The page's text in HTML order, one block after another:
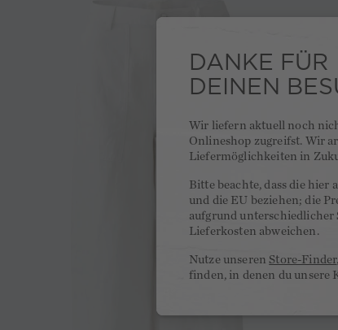
DANKE FÜR
DEINEN
Wir liefern aktuell noch
Onlineshop zugreifst. Wir
Liefermöglichkeiten in
Bitte beachte, dass die hier
und die EU beziehen; die
aufgrund unterschiedlicher
Lieferkosten abweichen.
Nutze unseren Store-Finder
finden, in denen du unsere